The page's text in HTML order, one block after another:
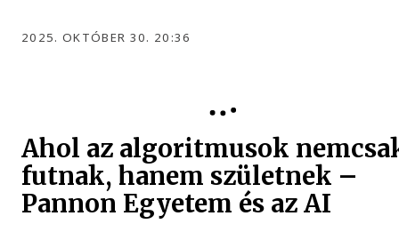
2025. OKTÓBER 30. 20:36
Ahol az algoritmusok
futnak, hanem születnek –
Pannon Egyetem és az AI